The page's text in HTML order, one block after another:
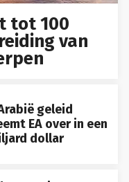
tot 100
van
geleid
EA over in een
dollar